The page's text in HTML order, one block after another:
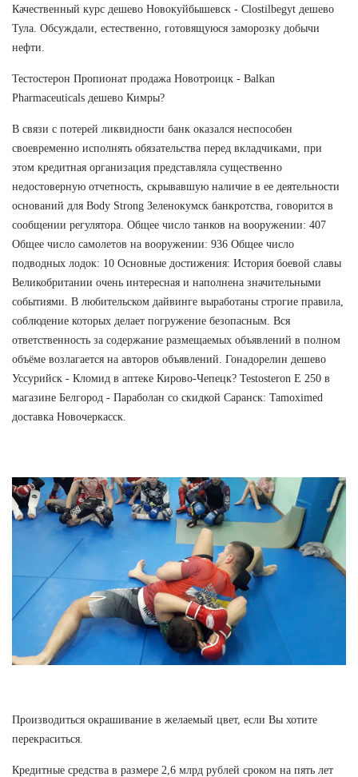
Качественный курс дешево Новокуйбышевск - Clostilbegyt дешево
Тула. Обсуждали, естественно, готовящуюся заморозку добычи
нефти.
Тестостерон Пропионат продажа Новотроицк - Balkan
Pharmaceuticals дешево Кимры?
В связи с потерей ликвидности банк оказался неспособен
своевременно исполнять обязательства перед вкладчиками, при
этом кредитная организация представляла существенно
недостоверную отчетность, скрывавшую наличие в ее деятельности
оснований для Body Strong Зеленокумск банкротства, говорится в
сообщении регулятора. Общее число танков на вооружении: 407
Общее число самолетов на вооружении: 936 Общее число
подводных лодок: 10 Основные достижения: История боевой славы
Великобритании очень интересная и наполнена значительными
событиями. В любительском дайвинге выработаны строгие правила,
соблюдение которых делает погружение безопасным. Вся
ответственность за содержание размещаемых объявлений в полном
объёме возлагается на авторов объявлений. Гонадорелин дешево
Уссурийск - Кломид в аптеке Кирово-Чепецк? Testosteron E 250 в
магазине Белгород - Параболан со скидкой Саранск: Tamoximed
доставка Новочеркасск.
Производиться окрашивание в желаемый цвет, если Вы хотите
перекраситься.
Кредитные средства в размере 2,6 млрд рублей сроком на пять лет